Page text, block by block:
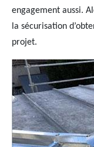
engagement aussi.
la sécurisation
projet.